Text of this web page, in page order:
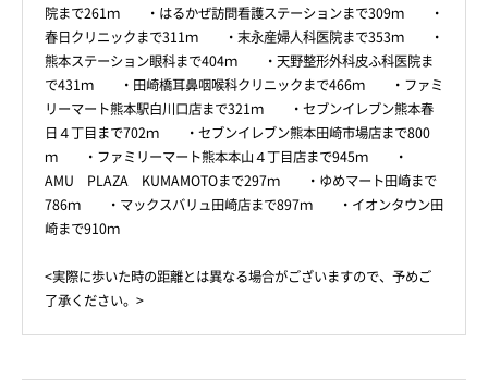
院まで261ｍ ・はるかぜ訪問看護ステーションまで309ｍ ・
春日クリニックまで311ｍ ・末永産婦人科医院まで353ｍ ・
熊本ステーション眼科まで404ｍ ・天野整形外科皮ふ科医院ま
で431ｍ ・田崎橋耳鼻咽喉科クリニックまで466ｍ ・ファミ
リーマート熊本駅白川口店まで321ｍ ・セブンイレブン熊本春
日４丁目まで702ｍ ・セブンイレブン熊本田崎市場店まで800
ｍ ・ファミリーマート熊本本山４丁目店まで945ｍ ・
AMU PLAZA KUMAMOTOまで297ｍ ・ゆめマート田崎まで
786ｍ ・マックスバリュ田崎店まで897ｍ ・イオンタウン田
崎まで910ｍ
<実際に歩いた時の距離とは異なる場合がございますので、予めご
了承ください。>